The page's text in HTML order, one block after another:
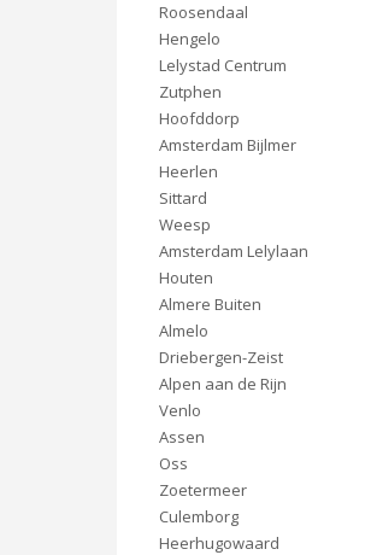
Roosendaal
Hengelo
Lelystad Centrum
Zutphen
Hoofddorp
Amsterdam Bijlmer
Heerlen
Sittard
Weesp
Amsterdam Lelylaan
Houten
Almere Buiten
Almelo
Driebergen-Zeist
Alpen aan de Rijn
Venlo
Assen
Oss
Zoetermeer
Culemborg
Heerhugowaard